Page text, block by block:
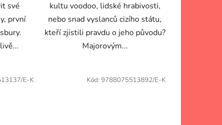
své
první
kultu voodoo, lidské hrabivosti,
nebo snad vyslanců cizího státu,
kteří zjistili pravdu o jeho původu?
Majorovým...
E-K Kód: 9788075513892/E-K